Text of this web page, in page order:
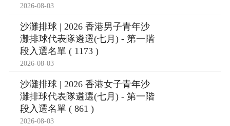
2026-08-03
沙灘排球 | 2026 香港男子青年沙
灘排球代表隊遴選(七月) - 第一階
段入選名單 ( 1173 )
2026-08-03
沙灘排球 | 2026 香港女子青年沙
灘排球代表隊遴選(七月) - 第一階
段入選名單 ( 861 )
2026-08-03